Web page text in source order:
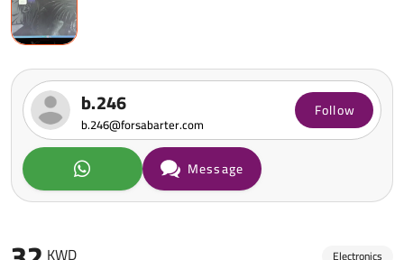
b.246
b.246@forsabarter.com
Follow
Message